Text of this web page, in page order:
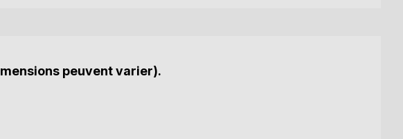
peuvent varier).